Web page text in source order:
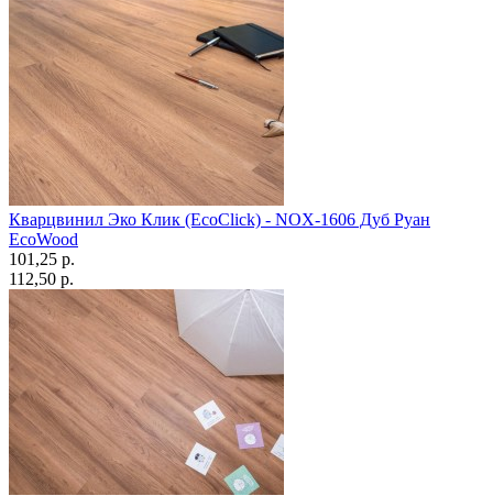
Кварцвинил Эко Клик (EcoClick) - NOX-1606 Дуб Руан
EcoWood
101,25 p.
112,50 p.